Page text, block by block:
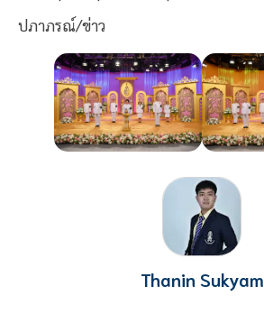
ปภาภรณ์/ข่าว
Thanin Sukyam